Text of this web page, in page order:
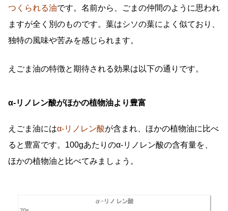
つくられる油です。名前から、ごまの仲間のように思われ
ますが全く別のものです。葉はシソの葉によく似ており、
独特の風味や苦みを感じられます。
えごま油の特徴と期待される効果は以下の通りです。
α-リノレン酸がほかの植物油より豊富
えごま油にはα-リノレン酸が含まれ、ほかの植物油に比べ
ると豊富です。100gあたりのα-リノレン酸の含有量を、
ほかの植物油と比べてみましょう。